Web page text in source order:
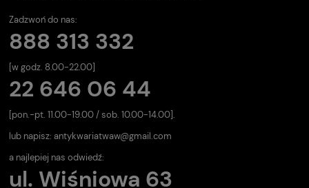
Zadzwoń do nas:
888 313 332
[w godz. 8.00-22.00]
22 646 06 44
[pon.-pt. 11.00-19.00 / sob. 10.00-14.00].
lub napisz: antykwariatwaw@gmail.com
a najlepiej nas odwiedź:
ul. Wiśniowa 63